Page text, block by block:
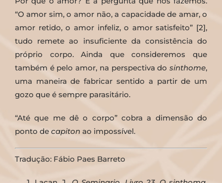
“O amor sim, o amor não, a capacidade de amar, o
amor retido, o amor infeliz, o amor satisfeito” [2],
tudo remete ao insuficiente da consistência do
próprio corpo. Ainda que consideremos que
também é pelo amor, na perspectiva dosinthome,
uma maneira de fabricar sentido a partir de um
gozo que é sempre parasitário.
“Até que me dê o corpo” cobra a dimensão do
ponto de capiton ao impossível.
Tradução: Fábio Paes Barreto